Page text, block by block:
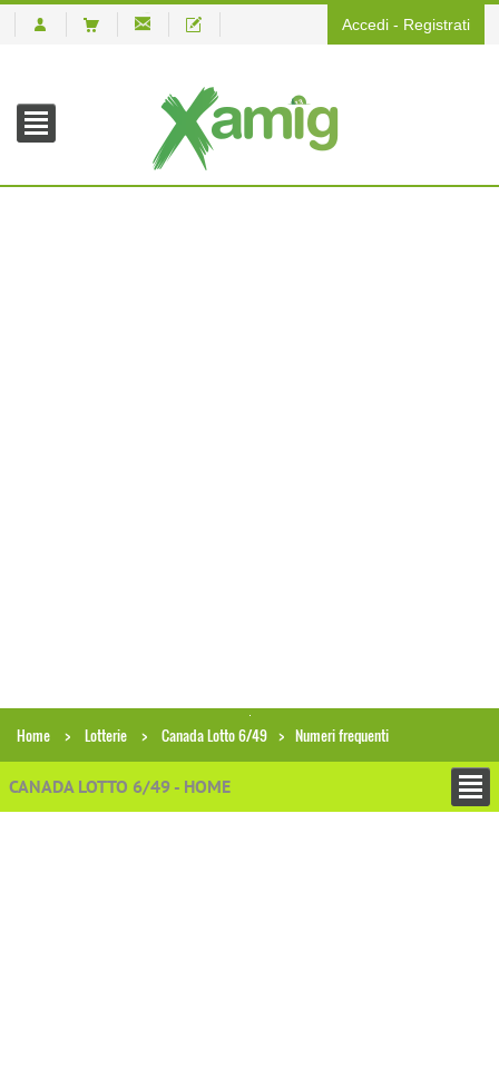
Accedi - Registrati
Home Lotterie Canada Lotto 6/49 Numeri frequenti
CANADA LOTTO 6/49 - HOME